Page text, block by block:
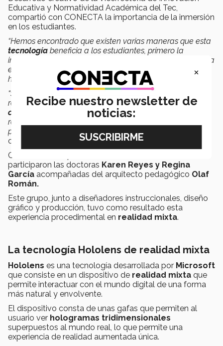
Educativa y Normatividad Académica del Tec,
compartió con CONECTA la importancia de la inmersión
en los estudiantes.
“Hemos encontrado que existen varias maneras que esta
tecnología beneficia a los estudiantes, primero la
inmersión porque ellos pueden tener una práctica con una
experiencia profunda y les permite tener más
herramientas y recordar mejor la información.
“Si le pedimos al estudiante que haga un movimiento con
respecto a un desarrollo, el alumnogenera la
competencia
a través de la repetición. Muchos de los
recursos son autogestionados y en cualquier momento
pueden generar conocimientos a través de la práctica”
concluyó.
Cabe destacar que en esta
participaron las doctoras Karen Reyes y Regina
García acompañadas del arquitecto pedagógico Olaf
Román.
Este grupo, junto a diseñadores instruccionales, diseño
gráfico y producción, tuvo como resultado esta
experiencia procedimental en realidad mixta.
La tecnología Hololens de realidad mixta
Hololens es una tecnología desarrollada por Microsoft
que consiste en un dispositivo de realidad mixta que
permite interactuar con el mundo digital de una forma
más natural y envolvente.
El dispositivo consta de unas gafas que permiten al
usuario ver hologramas tridimensionales
superpuestos al mundo real, lo que permite una
experiencia de realidad aumentada única.
×
Recibe nuestro newsletter de
noticias: